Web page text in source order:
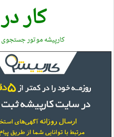
کار
کارپیشه موتور